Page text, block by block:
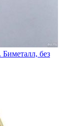
Биметалл, без